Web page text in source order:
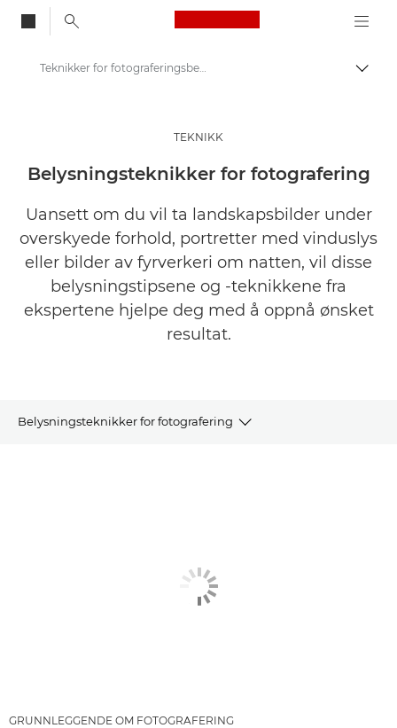
Canon Logo, back
Get Inspired | Tips for fotografering og utskrift og kjøpsveiledninger
Tips og teknikker for fotografering og utskrift
Teknikker for fotograferingsbelysning | Bli inspirert – Canon Europa
TEKNIKK
Belysningsteknikker for fotografering
Uansett om du vil ta landskapsbilder under
overskyede forhold, portretter med vinduslys
eller bilder av fyrverkeri om natten, vil disse
belysningstipsene og -teknikkene fra
ekspertene hjelpe deg med å oppnå ønsket
resultat.
Belysningsteknikker for fotografering
GRUNNLEGGENDE OM FOTOGRAFERING